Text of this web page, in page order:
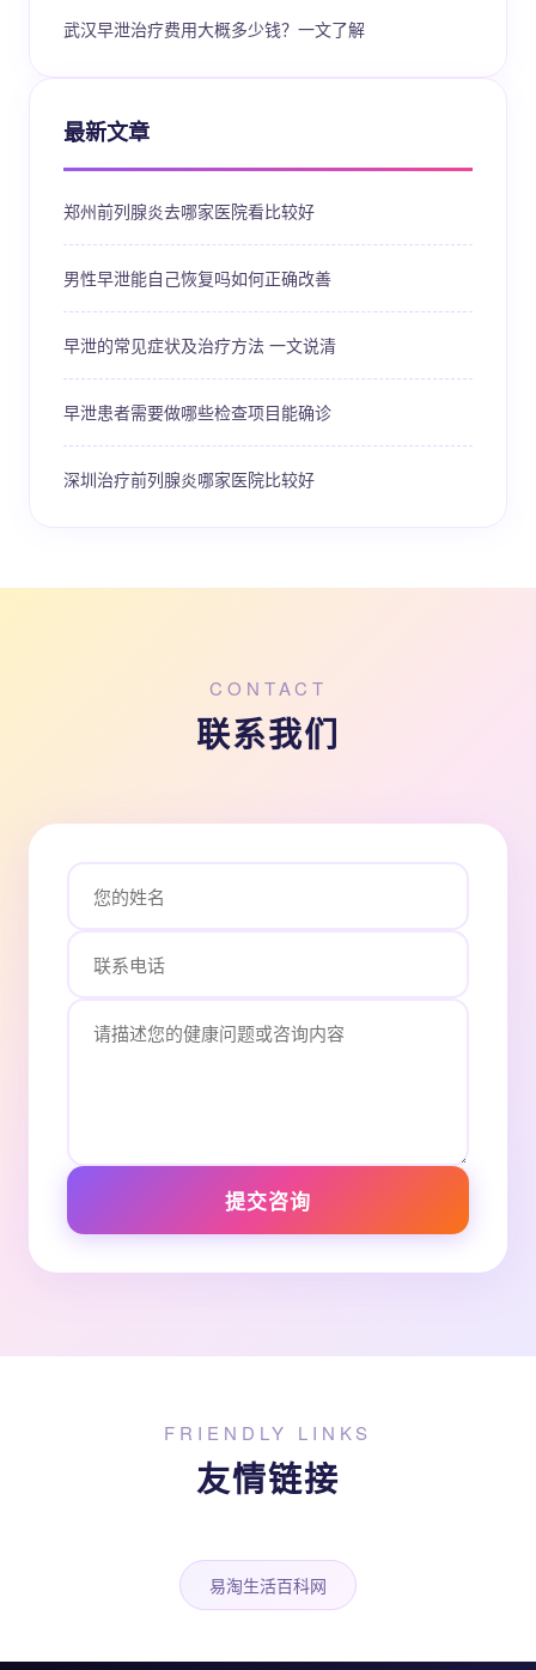
武汉早泄治疗费用大概多少钱？一文了解
最新文章
郑州前列腺炎去哪家医院看比较好
男性早泄能自己恢复吗如何正确改善
早泄的常见症状及治疗方法 一文说清
早泄患者需要做哪些检查项目能确诊
深圳治疗前列腺炎哪家医院比较好
CONTACT
联系我们
提交咨询
FRIENDLY LINKS
友情链接
易淘生活百科网